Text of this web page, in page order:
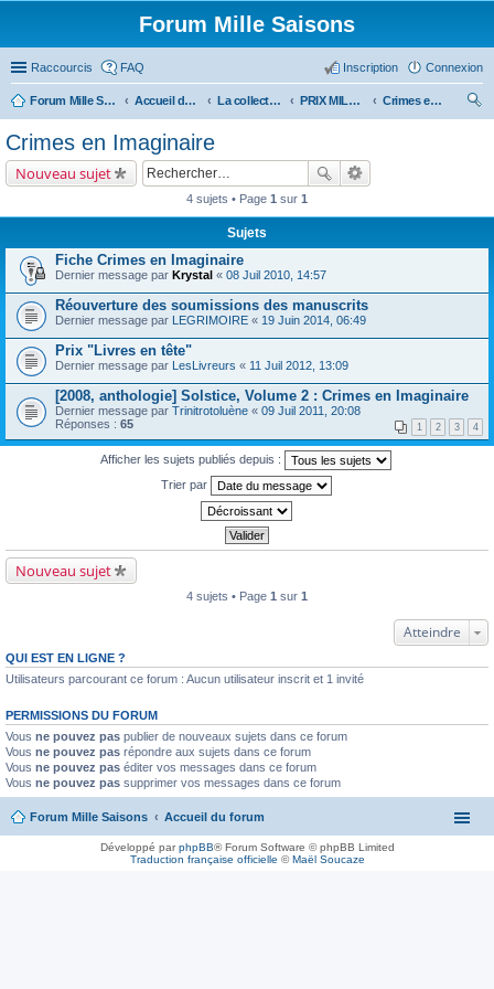
Forum Mille Saisons
Raccourcis FAQ Connexion
Inscription
Forum Mille Saisons Accueil du forum La collection Mille Saisons PRIX MILLE SAISONS (et anthologies Solstice)
Crimes en Imaginaire
Crimes en Imaginaire
Nouveau sujet
4 sujets • Page 1 sur 1
Sujets
Fiche Crimes en Imaginaire
Dernier message par Krystal « 08 Juil 2010, 14:57
Réouverture des soumissions des manuscrits
Dernier message par LEGRIMOIRE « 19 Juin 2014, 06:49
Prix "Livres en tête"
Dernier message par LesLivreurs « 11 Juil 2012, 13:09
[2008, anthologie] Solstice, Volume 2 : Crimes en Imaginaire
Dernier message par Trinitrotoluène « 09 Juil 2011, 20:08
Réponses : 65 1 2 3 4
Afficher les sujets publiés depuis :
Trier par
Nouveau sujet
4 sujets • Page 1 sur 1
Atteindre
QUI EST EN LIGNE ?
Utilisateurs parcourant ce forum : Aucun utilisateur inscrit et 1 invité
PERMISSIONS DU FORUM
Vous ne pouvez pas publier de nouveaux sujets dans ce forum
Vous ne pouvez pas répondre aux sujets dans ce forum
Vous ne pouvez pas éditer vos messages dans ce forum
Vous ne pouvez pas supprimer vos messages dans ce forum
Forum Mille Saisons Accueil du forum
Développé parphpBB® Forum Software © phpBB Limited
Traduction française officielle ©Maël Soucaze